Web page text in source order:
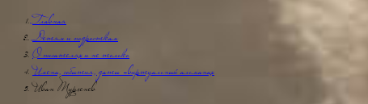
Главная
Детям и подросткам
О писателях и не только
Имена, события, даты -виртуальный альманах
Иван Тургенев